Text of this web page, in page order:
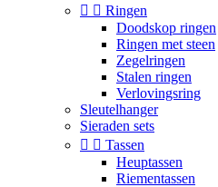
  Ringen
Doodskop ringen
Ringen met steen
Zegelringen
Stalen ringen
Verlovingsring
Sleutelhanger
Sieraden sets
  Tassen
Heuptassen
Riementassen